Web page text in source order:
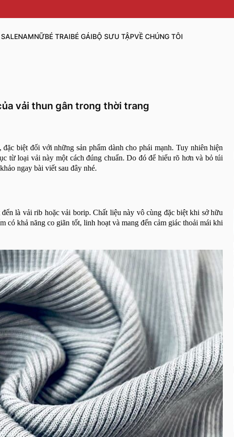
SALENAMNỮBÉ TRAIBÉ GÁIBỘ SƯU TẬPVỀ CHÚNG TÔI
vải thun gân trong thời trang
biệt đối với những sản phẩm dành cho phái mạnh. Tuy nhiên hiện
từ loại vải này một cách đúng chuẩn. Do đó để hiểu rõ hơn và bỏ túi
ngay bài viết sau đây nhé.
là vải rib hoặc vải borip. Chất liệu này vô cùng đặc biệt khi sở hữu
có khả năng co giãn tốt, linh hoạt và mang đến cảm giác thoải mái khi